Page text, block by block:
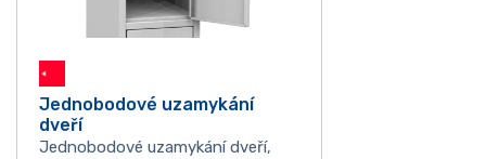
Jednobodové uzamykání
dveří
Jednobodové uzamykání dveří,